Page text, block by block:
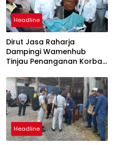
Headline
Dirut Jasa Raharja
Dampingi Wamenhub
Tinjau Penanganan Korban
PHC Surabaya
Headline